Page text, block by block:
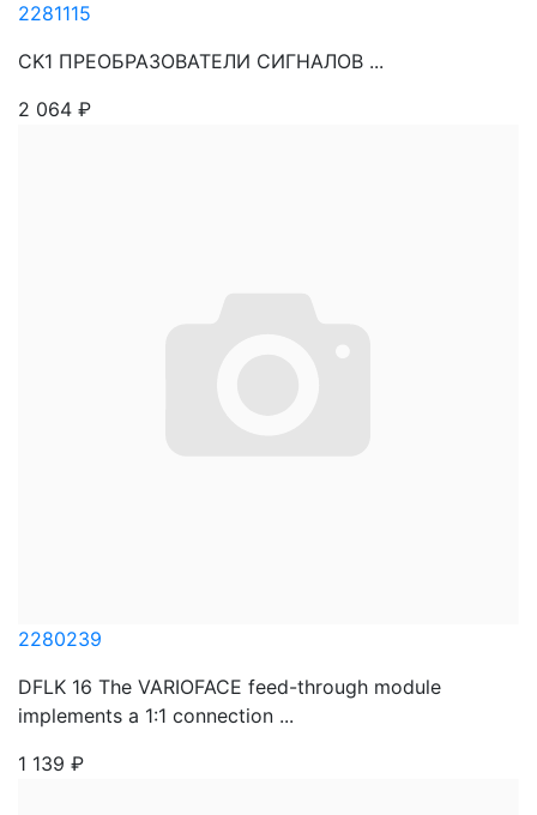
2281115
CK1 ПРЕОБРАЗОВАТЕЛИ СИГНАЛОВ ...
2 064 ₽
2280239
DFLK 16 The VARIOFACE feed-through module
implements a 1:1 connection ...
1 139 ₽